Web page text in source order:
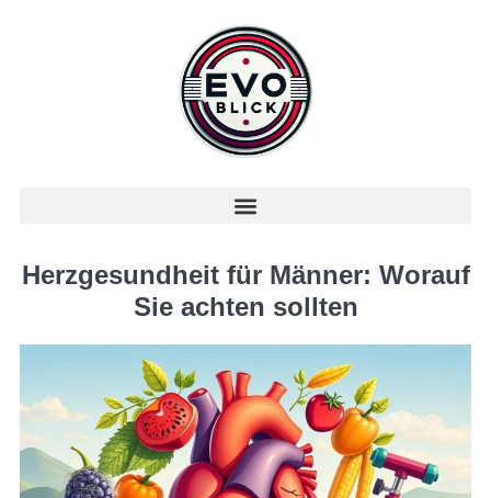
Herzgesundheit für Männer: Worauf
Sie achten sollten